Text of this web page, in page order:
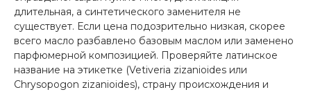
длительная, а синтетического заменителя не
существует. Если цена подозрительно низкая, скорее
всего масло разбавлено базовым маслом или заменено
парфюмерной композицией. Проверяйте латинское
название на этикетке (Vetiveria zizanioides или
Chrysopogon zizanioides), страну происхождения и